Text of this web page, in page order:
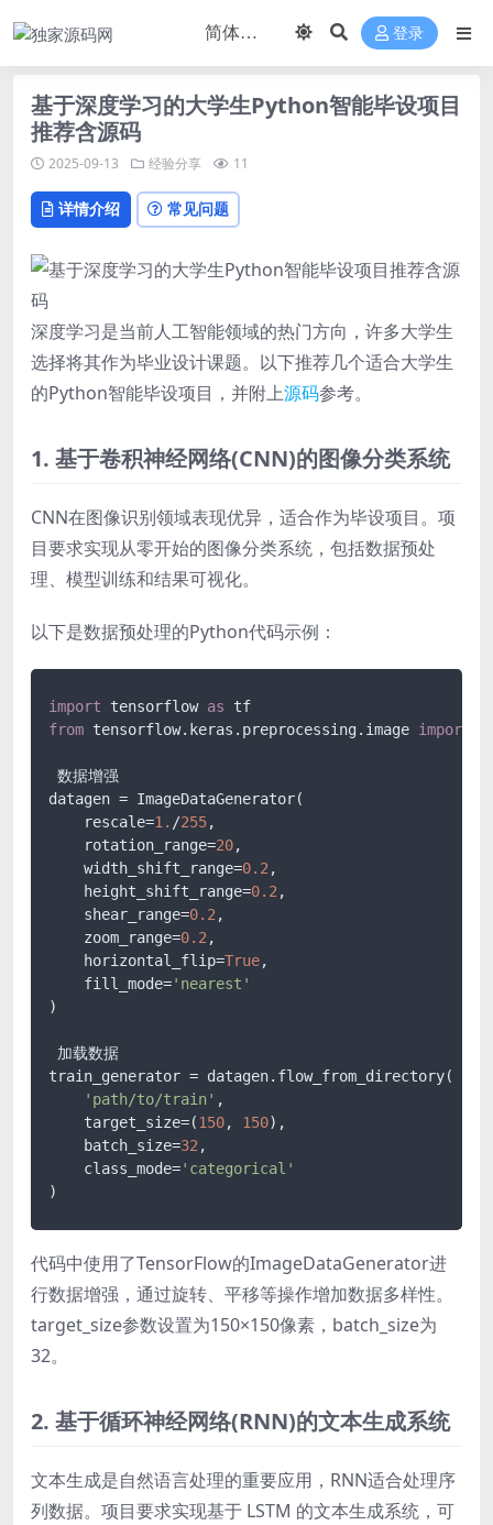
登录
基于深度学习的大学生Python智能毕设项目
推荐含源码
2025-09-13 经验分享 11
详情介绍 常见问题
深度学习是当前人工智能领域的热门方向，许多大学生
选择将其作为毕业设计课题。以下推荐几个适合大学生
的Python智能毕设项目，并附上源码参考。
1. 基于卷积神经网络(CNN)的图像分类系统
CNN在图像识别领域表现优异，适合作为毕设项目。项
目要求实现从零开始的图像分类系统，包括数据预处
理、模型训练和结果可视化。
以下是数据预处理的Python代码示例：
import tensorflow as
from tensorflow.keras.preprocessing.image import
数据增强
datagen = ImageDataGenerator(
    rescale=
1. /255,
    rotation_range=
20,
    width_shift_range=
0.2 ,
    height_shift_range=
0.2 ,
    shear_range=
0.2 ,
    zoom_range=
0.2 ,
    horizontal_flip=
True,
    fill_mode=
'nearest'
)
加载数据
train_generator = datagen.flow_from_directory(
'path/to/train' ,
    target_size=(
150, 150),
    batch_size=
32 ,
    class_mode=
'categorical'
)
代码中使用了TensorFlow的ImageDataGenerator进
行数据增强，通过旋转、平移等操作增加数据多样性。
target_size参数设置为150×150像素，batch_size为
32。
2. 基于循环神经网络(RNN)的文本生成系统
文本生成是自然语言处理的重要应用，RNN适合处理序
列数据。项目要求实现基于 LSTM 的文本生成系统，可